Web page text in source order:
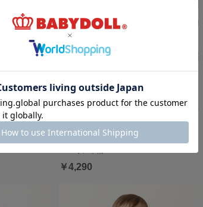
柄半袖2WAY
5/18一部再販 【メール便】対応可 ディズニ
￥4,290